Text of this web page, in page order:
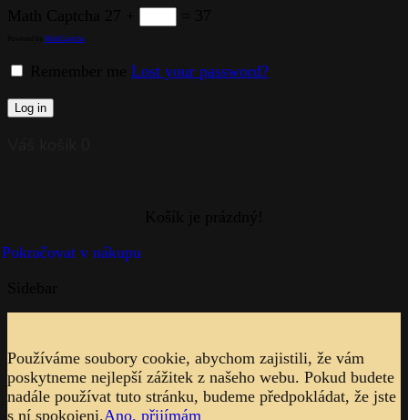
MathCaptcha
Lost your password?
Log in
Používáme soubory cookie, abychom zajistili, že vám
poskytneme nejlepší zážitek z našeho webu. Pokud budete
nadále používat tuto stránku, budeme předpokládat, že jste
s ní spokojeni.Ano, přijímám